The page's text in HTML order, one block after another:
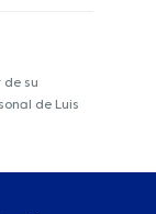
su
de Luis